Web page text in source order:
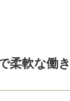
柔軟な働